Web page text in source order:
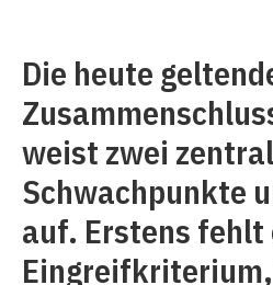
Die heute
weist zwei
Schwachpunkte
auf. Erstens fehlt